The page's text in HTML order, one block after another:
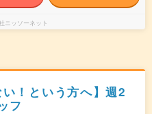
ニッソーネット
い！という方へ】週2
フ